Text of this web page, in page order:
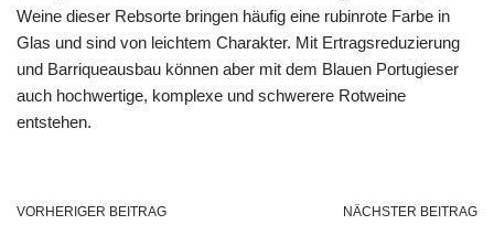
Weine dieser Rebsorte bringen häufig eine rubinrote Farbe in
Glas und sind von leichtem Charakter. Mit Ertragsreduzierung
und Barriqueausbau können aber mit dem Blauen Portugieser
auch hochwertige, komplexe und schwerere Rotweine
entstehen.
VORHERIGER BEITRAG NÄCHSTER BEITRAG